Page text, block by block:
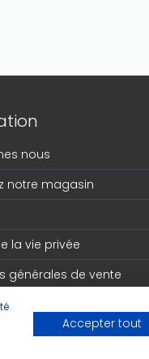
nous
notre magasin
la vie privée
générales de vente
Accepter tout